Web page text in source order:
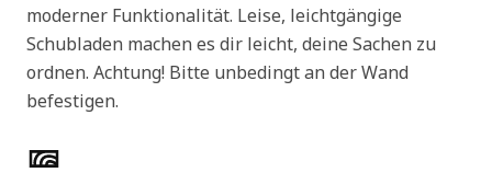
moderner Funktionalität. Leise, leichtgängige
Schubladen machen es dir leicht, deine Sachen zu
ordnen. Achtung! Bitte unbedingt an der Wand
befestigen.
Produktmerkmale